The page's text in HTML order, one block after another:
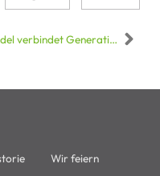
Handel verbindet Generationen: Kinderfest beim SBK Landau begeistert Groß und Klein
Wir feiern